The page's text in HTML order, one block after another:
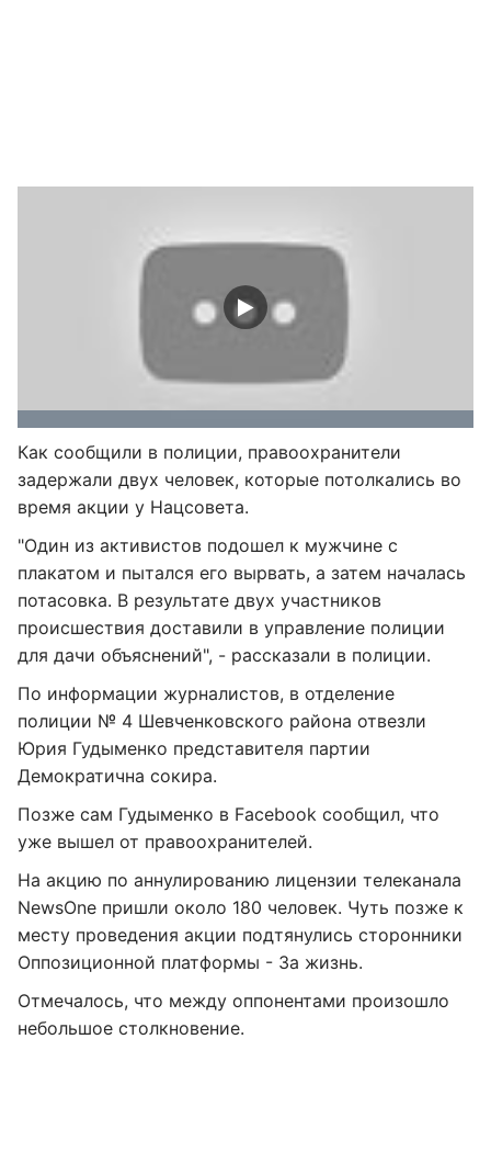
Как сообщили в полиции, правоохранители
задержали двух человек, которые потолкались во
время акции у Нацсовета.
"Один из активистов подошел к мужчине с
плакатом и пытался его вырвать, а затем началась
потасовка. В результате двух участников
происшествия доставили в управление полиции
для дачи объяснений", - рассказали в полиции.
По информации журналистов, в отделение
полиции № 4 Шевченковского района отвезли
Юрия Гудыменко представителя партии
Демократична сокира.
Позже сам Гудыменко в Facebook сообщил, что
уже вышел от правоохранителей.
На акцию по аннулированию лицензии телеканала
NewsOne пришли около 180 человек. Чуть позже к
месту проведения акции подтянулись сторонники
Оппозиционной платформы - За жизнь.
Отмечалось, что между оппонентами произошло
небольшое столкновение.